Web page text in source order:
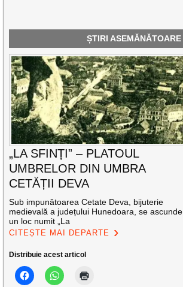
ȘTIRI ASEMĂNĂTOARE
„LA SFINȚI” – PLATOUL
UMBRELOR DIN UMBRA
CETĂȚII DEVA
Sub impunătoarea Cetate Deva, bijuterie
medievală a județului Hunedoara, se ascunde
un loc numit „La
CITEȘTE MAI DEPARTE
Distribuie acest articol